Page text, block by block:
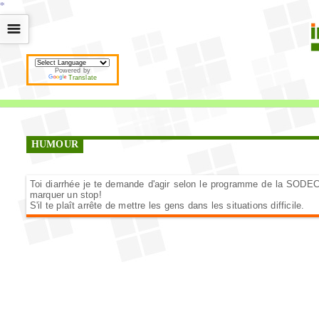
*
*
*
*
*
*
*
*
*
*
*
*
*
*
*
*
*
*
*
*
*
*
*
*
*
*
*
*
*
*
*
*
*
*
*
*
Powered by
Translate
☰
HUMOUR
Toi diarrhée je te demande d'agir selon le programme de la
marquer un stop!
S'il te plaît arrête de mettre les gens dans les situations difficile.